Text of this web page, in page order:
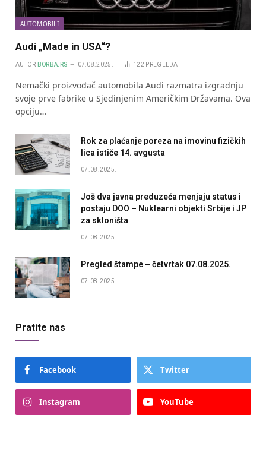
AUTOMOBILI
Audi „Made in USA“?
AUTOR BORBA.RS 07.08.2025. 122 PREGLEDA
Nemački proizvođač automobila Audi razmatra izgradnju
svoje prve fabrike u Sjedinjenim Američkim Državama. Ova
opciju…
Rok za plaćanje poreza na imovinu fizičkih
lica ističe 14. avgusta
07.08.2025.
Još dva javna preduzeća menjaju status i
postaju DOO – Nuklearni objekti Srbije i JP
za skloništa
07.08.2025.
Pregled štampe – četvrtak 07.08.2025.
07.08.2025.
Pratite nas
Facebook Twitter
Instagram YouTube